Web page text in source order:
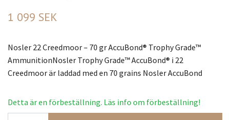
1 099 SEK
Nosler 22 Creedmoor – 70 gr AccuBond® Trophy Grade™
AmmunitionNosler Trophy Grade™ AccuBond® i 22
Creedmoor är laddad med en 70 grains Nosler AccuBond
Detta är en förbeställning. Läs info om förbeställning!